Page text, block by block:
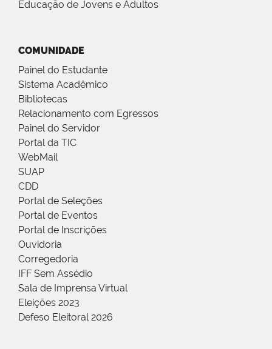
Educação de Jovens e Adultos
COMUNIDADE
Painel do Estudante
Sistema Acadêmico
Bibliotecas
Relacionamento com Egressos
Painel do Servidor
Portal da TIC
WebMail
SUAP
CDD
Portal de Seleções
Portal de Eventos
Portal de Inscrições
Ouvidoria
Corregedoria
IFF Sem Assédio
Sala de Imprensa Virtual
Eleições 2023
Defeso Eleitoral 2026